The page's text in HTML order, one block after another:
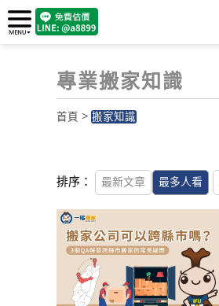
專業搬家知識
首頁 > 搬家知識
排序： 最新文章 最多人看